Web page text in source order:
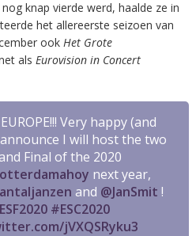
knap vierde werd, haalde ze in
het allereerste seizoen van
ook Het Grote
als Eurovision in Concert
Very happy (and
I will host the two
Final of the 2020
next year,
and @JanSmit !
#ESC2020
jVXQSRyku3